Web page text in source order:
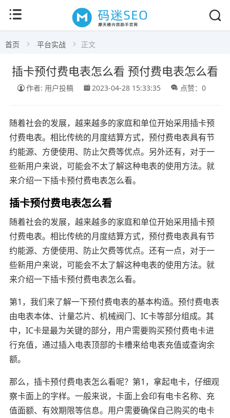
首页 平台实战 正文
插卡预付费电表怎么看 预付费电表怎么看
作者: 用户投稿 2023-04-28 15:33:35 点赞：0
随着社会的发展，越来越多的家庭和单位开始采用插卡预
付费电表。相比传统的月度结算方式，预付费电表具有节
约能源、方便使用、防止欠费等优点。另外还有，对于一
些新用户来说，可能会不太了解这种电表的使用方法。就
来介绍一下插卡预付费电表怎么看。
插卡预付费电表怎么看
随着社会的发展，越来越多的家庭和单位开始采用插卡预
付费电表。相比传统的月度结算方式，预付费电表具有节
约能源、方便使用、防止欠费等优点。还有一点，对于一
些新用户来说，可能会不太了解这种电表的使用方法。就
来介绍一下插卡预付费电表怎么看。
第1，我们来了解一下预付费电表的基本构造。预付费电表
由电表本体、计量芯片、机械阀门、IC卡等部分组成。其
中，IC卡是最为关键的部分，用户需要购买预付费电卡进
行充值，通过插入电表顶部的卡槽来给电表充值或查询余
额。
那么，插卡预付费电表怎么看呢？第1，拿起电卡，仔细观
察卡面上的字样。一般来说，卡面上会印有电卡名称、充
值面额、有效期限等信息。用户需要确保自己购买的电卡